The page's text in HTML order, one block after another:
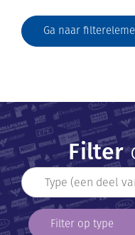
Ga naar
Filter
Filter op type